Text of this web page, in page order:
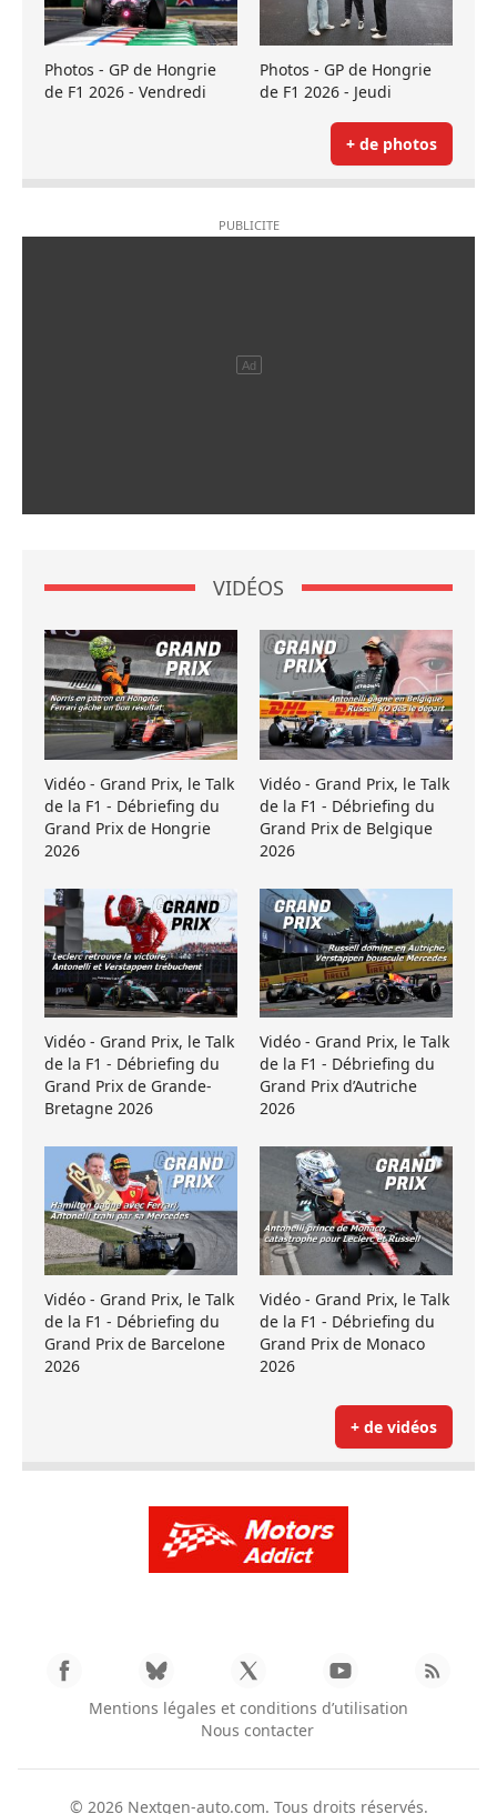
Photos - GP de Hongrie
de F1 2026 - Vendredi
Photos - GP de Hongrie
de F1 2026 - Jeudi
+ de photos
VIDÉOS
Vidéo - Grand Prix, le Talk
de la F1 - Débriefing du
Grand Prix de Hongrie
2026
Vidéo - Grand Prix, le Talk
de la F1 - Débriefing du
Grand Prix de Belgique
2026
Vidéo - Grand Prix, le Talk
de la F1 - Débriefing du
Grand Prix de Grande-
Bretagne 2026
Vidéo - Grand Prix, le Talk
de la F1 - Débriefing du
Grand Prix d’Autriche
2026
Vidéo - Grand Prix, le Talk
de la F1 - Débriefing du
Grand Prix de Barcelone
2026
Vidéo - Grand Prix, le Talk
de la F1 - Débriefing du
Grand Prix de Monaco
2026
+ de vidéos
Mentions légales et conditions d’utilisation
Nous contacter
© 2026 Nextgen-auto.com. Tous droits réservés.